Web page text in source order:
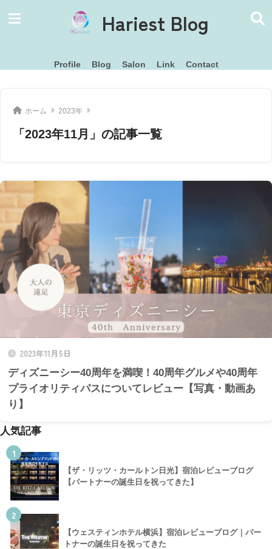
Hariest Blog
Profile Blog Salon Link Contact
ホーム 2023年
「2023年11月」の記事一覧
2023年11月5日
ディズニーシー40周年を満喫！40周年グルメや40周年
プライオリティパスについてレビュー【写真・動画あ
り】
人気記事
1
【ザ・リッツ・カールトン日光】宿泊レビューブログ
【パートナーの誕生日を祝ってきた】
2
【ウェスティンホテル横浜】宿泊レビューブログ｜パー
トナーの誕生日を祝ってきた